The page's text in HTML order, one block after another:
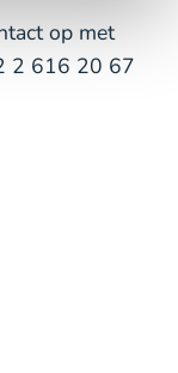
op met
2 616 20 67